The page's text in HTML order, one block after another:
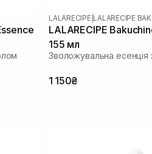
LALARECIPE LALARECIPE
LALARECIPE
155 мл
Зволожувальна есенція
1 150₴